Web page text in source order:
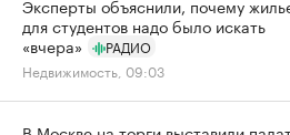
Эксперты объяснили, почему
для студентов надо было искать
«вчера»
РАДИО
Недвижимость, 09:03